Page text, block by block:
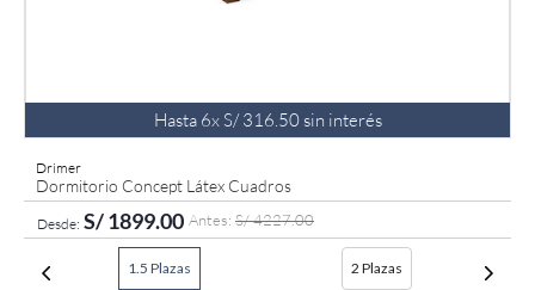
Hasta 6xS/ 316 50sin interés
Drimer
Dormitorio Concept Látex Cuadros
S/1899.00 S/4227.00
1.5 Plazas 2 Plazas